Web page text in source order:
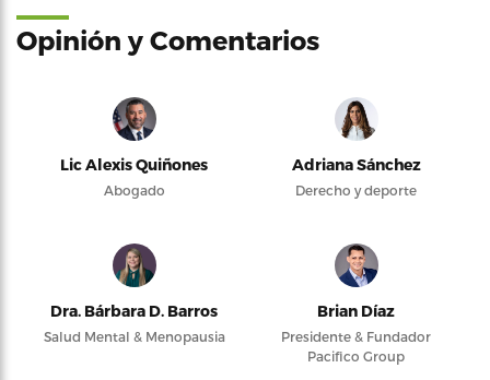
Opinión y Comentarios
Lic Alexis Quiñones
Abogado
Adriana Sánchez
Derecho y deporte
Dra. Bárbara D. Barros
Salud Mental & Menopausia
Brian Díaz
Presidente & Fundador
Pacifico Group